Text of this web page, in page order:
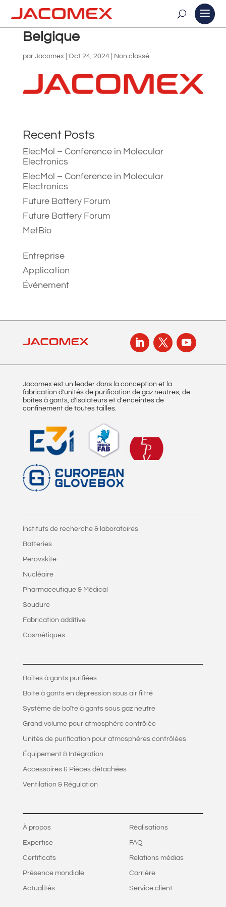
Belgique
par Jacomex| Oct 24, 2024 | Non classé
Recent Posts
ElecMol – Conference in Molecular
Electronics
ElecMol – Conference in Molecular
Electronics
Future Battery Forum
Future Battery Forum
MetBio
Entreprise
Application
Événement
Jacomex est un leader dans la conception et la
fabrication d'unités de purification de gaz neutres, de
boîtes à gants, d'isolateurs et d'enceintes de
confinement de toutes tailles.
Instituts de recherche & laboratoires
Batteries
Perovskite
Nucléaire
Pharmaceutique & Médical
Soudure
Fabrication additive
Cosmétiques
Boîtes à gants purifiées
Boite à gants en dépression sous air filtré
Système de boîte à gants sous gaz neutre
Grand volume pour atmosphère contrôlée
Unités de purification pour atmosphères contrôlées
Équipement & Intégration
Accessoires & Pièces détachées
Ventilation & Régulation
À propos
Expertise
Certificats
Présence mondiale
Actualités
Réalisations
FAQ
Relations médias
Carrière
Service client